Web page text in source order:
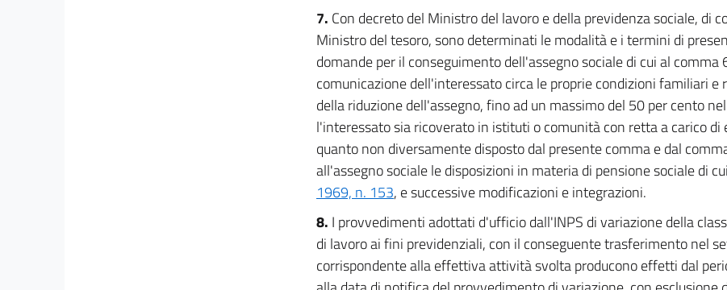
7. Con decreto del Ministro del lavoro e della previdenza sociale, di
Ministro del tesoro, sono determinati le modalità e i termini di
domande per il conseguimento dell'assegno sociale di cui al comma
comunicazione dell'interessato circa le proprie condizioni familiari e
della riduzione dell'assegno, fino ad un massimo del 50 per cento
l'interessato sia ricoverato in istituti o comunità con retta a carico di
quanto non diversamente disposto dal presente comma e dal
all'assegno sociale le disposizioni in materia di pensione sociale di
1969, n. 153, e successive modificazioni e integrazioni.
8. I provvedimenti adottati d'ufficio dall'INPS di variazione della
di lavoro ai fini previdenziali, con il conseguente trasferimento nel
corrispondente alla effettiva attività svolta producono effetti dal